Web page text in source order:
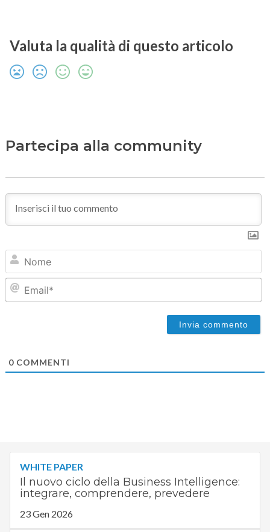
Valuta la qualità di questo articolo
Partecipa alla community
0COMMENTI
WHITE PAPER
Il nuovo ciclo della Business Intelligence:
integrare, comprendere, prevedere
23 Gen 2026